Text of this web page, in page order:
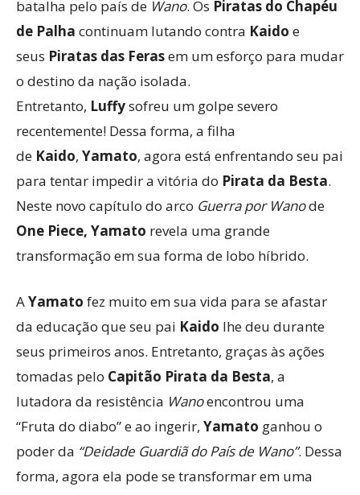
batalha pelo país de Wano. Os Piratas do Chapéu
de Palha continuam lutando contra Kaido e
seus Piratas das Ferasem um esforço para mudar
o destino da nação isolada.
Entretanto, Luffysofreu um golpe severo
recentemente! Dessa forma, a filha
de Kaido, Yamato, agora está enfrentando seu pai
para tentar impedir a vitória do Pirata da Besta.
Neste novo capítulo do arco Guerra por Wanode
One Piece, Yamato revela uma grande
transformação em sua forma de lobo híbrido.
AYamato fez muito em sua vida para se afastar
da educação que seu pai Kaido lhe deu durante
seus primeiros anos. Entretanto, graças às ações
tomadas pelo Capitão Pirata da Besta, a
lutadora da resistência Wanoencontrou uma
“Fruta do diabo” e ao ingerir, Yamato ganhou o
poder da “Deidade Guardiã do País de Wano”. Dessa
forma, agora ela pode se transformar em uma